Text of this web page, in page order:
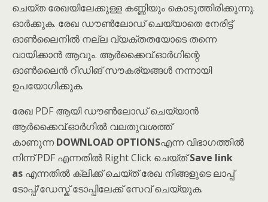
ചെയ്ത രേഖയിലേക്കുള്ള കണ്ണിയും കൊടുത്തിരിക്കുന്നു.
ഓർക്കുക. രേഖ ഡൗൺലോഡ് ചെയ്യാതെ നേരിട്ട്
ഓൺലൈനിൽ നല്ല വ്യക്തതയോടെ തന്നെ
വായിക്കാൻ ആവും. ആർക്കൈവ്.ഓർഗിന്റെ
ഓൺലൈൻ റീഡിങ് സൗകര്യങ്ങൾ നന്നായി
ഉപയോഗിക്കുക.
രേഖ PDF ആയി ഡൗൺലോഡ് ചെയ്യാൻ
ആർക്കൈവ്.ഓർഗിൽ വലതുവശത്ത്
കാണുന്നDOWNLOAD OPTIONSഎന്ന വിഭാഗത്തിൽ
നിന്ന് PDF എന്നതിൽ Right Click ചെയ്ത്Save link
as എന്നതിൽ ക്ലിക്ക് ചെയ്ത് രേഖ നിങ്ങളുടെ ലാപ്പ്
ടോപ്പ്/ഡേസ്ക് ടോപ്പിലേക്ക് സേവ് ചെയ്യുക.